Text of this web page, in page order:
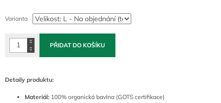
cena:
Varianta
PŘIDAT DO KOŠÍKU
Detaily produktu:
Materiál: 100% organická bavlna (GOTS certifikace)